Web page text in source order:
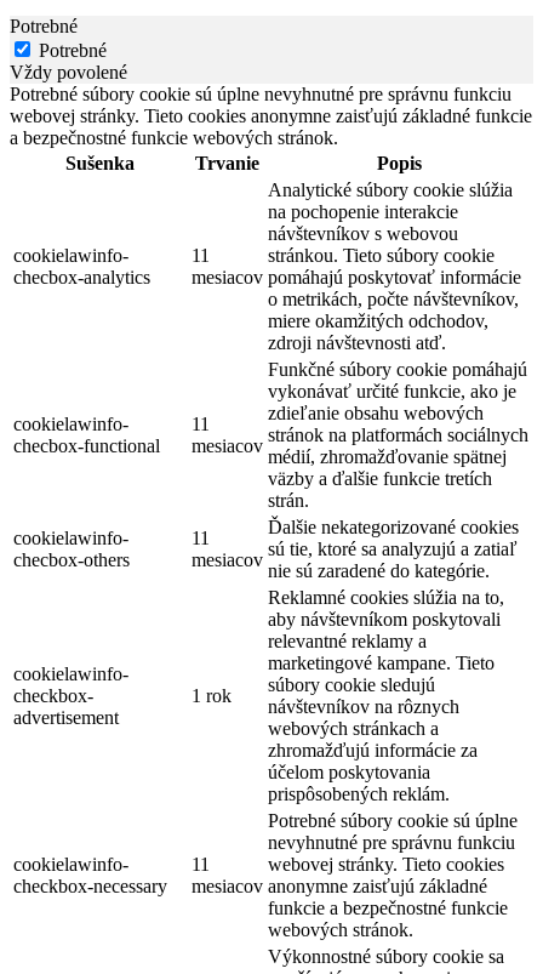
Potrebné
Potrebné
Vždy povolené
Potrebné súbory cookie sú úplne nevyhnutné pre správnu funkciu
webovej stránky. Tieto cookies anonymne zaisťujú základné funkcie
a bezpečnostné funkcie webových stránok.
Sušenka
Trvanie Popis
cookielawinfo-
checbox-analytics
11
mesiacov
Analytické súbory cookie slúžia
na pochopenie interakcie
návštevníkov s webovou
stránkou. Tieto súbory cookie
pomáhajú poskytovať informácie
o metrikách, počte návštevníkov,
miere okamžitých odchodov,
zdroji návštevnosti atď.
cookielawinfo-
checbox-functional
11
mesiacov
Funkčné súbory cookie pomáhajú
vykonávať určité funkcie, ako je
zdieľanie obsahu webových
stránok na platformách sociálnych
médií, zhromažďovanie spätnej
väzby a ďalšie funkcie tretích
strán.
cookielawinfo-
checbox-others
11
mesiacov
Ďalšie nekategorizované cookies
sú tie, ktoré sa analyzujú a zatiaľ
nie sú zaradené do kategórie.
cookielawinfo-
checkbox-
advertisement
1 rok
Reklamné cookies slúžia na to,
aby návštevníkom poskytovali
relevantné reklamy a
marketingové kampane. Tieto
súbory cookie sledujú
návštevníkov na rôznych
webových stránkach a
zhromažďujú informácie za
účelom poskytovania
prispôsobených reklám.
cookielawinfo-
checkbox-necessary
11
mesiacov
Potrebné súbory cookie sú úplne
nevyhnutné pre správnu funkciu
webovej stránky. Tieto cookies
anonymne zaisťujú základné
funkcie a bezpečnostné funkcie
webových stránok.
Výkonnostné súbory cookie sa